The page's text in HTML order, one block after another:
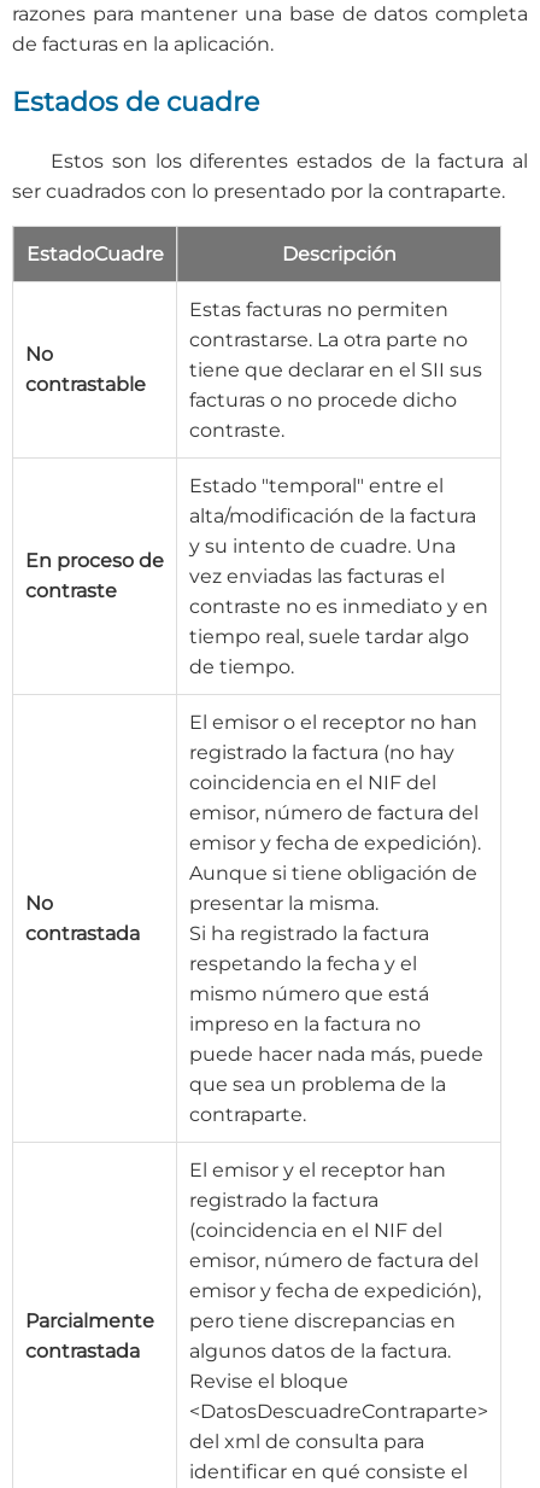
razones para mantener una base de datos completa
de facturas en la aplicación.
Estados de cuadre
Estos son los diferentes estados de la factura al
ser cuadrados con lo presentado por la contraparte.
EstadoCuadre Descripción
No
contrastable
Estas facturas no permiten
contrastarse. La otra parte no
tiene que declarar en el SII sus
facturas o no procede dicho
contraste.
En proceso de
contraste
Estado "temporal" entre el
alta/modificación de la factura
y su intento de cuadre. Una
vez enviadas las facturas el
contraste no es inmediato y en
tiempo real, suele tardar algo
de tiempo.
No
contrastada
El emisor o el receptor no han
registrado la factura (no hay
coincidencia en el NIF del
emisor, número de factura del
emisor y fecha de expedición).
Aunque si tiene obligación de
presentar la misma.
Si ha registrado la factura
respetando la fecha y el
mismo número que está
impreso en la factura no
puede hacer nada más, puede
que sea un problema de la
contraparte.
Parcialmente
contrastada
El emisor y el receptor han
registrado la factura
(coincidencia en el NIF del
emisor, número de factura del
emisor y fecha de expedición),
pero tiene discrepancias en
algunos datos de la factura.
Revise el bloque
<DatosDescuadreContraparte>
del xml de consulta para
identificar en qué consiste el